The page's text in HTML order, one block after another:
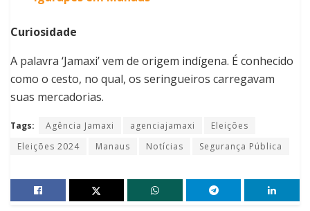
Curiosidade
A palavra ‘Jamaxi’ vem de origem indígena. É conhecido
como o cesto, no qual, os seringueiros carregavam
suas mercadorias.
Tags: Agência Jamaxi agenciajamaxi
Eleições
Eleições 2024
Manaus Notícias Segurança Pública